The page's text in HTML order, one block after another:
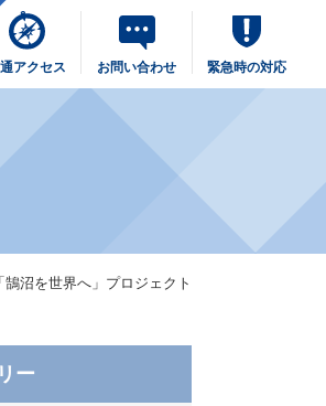
アクセス お問い合わせ 緊急時の対応
「鵠沼を世界へ」プロジェクト
ー